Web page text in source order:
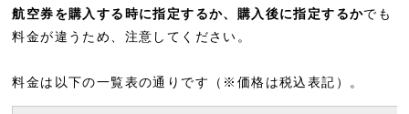
航空券を購入する時に指定するか、購入後に指定するかでも
料金が違うため、注意してください。
料金は以下の一覧表の通りです（※価格は税込表記）。